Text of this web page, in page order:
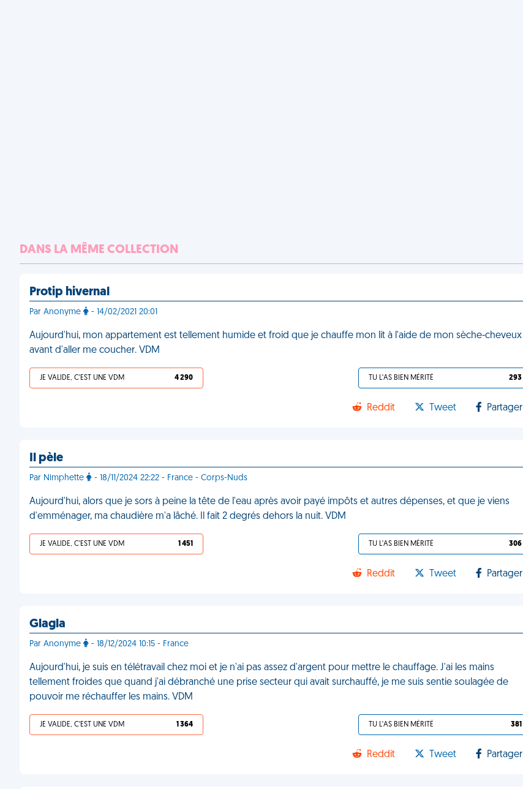
DANS LA MÊME COLLECTION
Protip hivernal
Par Anonyme - 14/02/2021 20:01
Aujourd'hui, mon appartement est tellement humide et froid que je chauffe mon lit à l'aide de mon sèche-cheveux
avant d'aller me coucher. VDM
JE VALIDE, C'EST UNE VDM 4 290 TU L'AS BIEN MÉRITÉ 293
Reddit Tweet Partager
Il pèle
Par Nimphette - 18/11/2024 22:22 - France - Corps-Nuds
Aujourd'hui, alors que je sors à peine la tête de l'eau après avoir payé impôts et autres dépenses, et que je viens
d'emménager, ma chaudière m'a lâché. Il fait 2 degrés dehors la nuit. VDM
JE VALIDE, C'EST UNE VDM 1 451 TU L'AS BIEN MÉRITÉ 306
Reddit Tweet Partager
Glagla
Par Anonyme - 18/12/2024 10:15 - France
Aujourd'hui, je suis en télétravail chez moi et je n'ai pas assez d'argent pour mettre le chauffage. J'ai les mains
tellement froides que quand j'ai débranché une prise secteur qui avait surchauffé, je me suis sentie soulagée de
pouvoir me réchauffer les mains. VDM
JE VALIDE, C'EST UNE VDM 1 364 TU L'AS BIEN MÉRITÉ 381
Reddit Tweet Partager